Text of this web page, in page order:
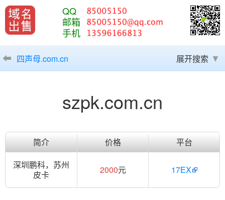
QQ
邮箱
手机
四声母.com.cn 展开搜索
szpk.com.cn
简介 价格
平台
深圳鹏科，苏州
皮卡
2000元 17EX